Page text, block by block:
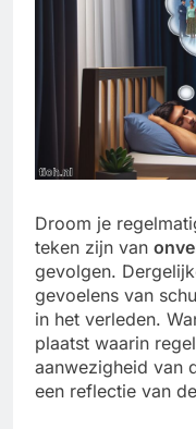
Droom je
teken zijn van
gevolgen.
gevoelens van
in het verleden.
plaatst waarin
aanwezigheid van
een reflectie van